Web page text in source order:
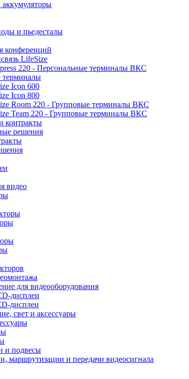
и пьедесталы
конференций
LifeSize
220 - Персональные терминалы ВКС
терминалы
Icon 600
Icon 800
Room 220 - Групповые терминалы ВКС
Team 220 - Групповые терминалы ВКС
контракты
решения
видео
для видеооборудования
дисплеи
дисплеи
свет и аксессуары
и подвесы
маршрутизации и передачи видеосигнала